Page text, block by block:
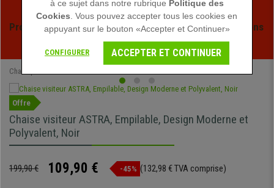
Profitez des soldes d'été chez Chaisepro ! Des réductions
exclusives pour une durée limitée - Voir l'offre
Chaisepro
Offre
Chaise visiteur ASTRA, Empilable, Design Moderne et
Polyvalent, Noir
199,90 € 109,90 € -45% (132,98 € TVA comprise)
à ce sujet dans notre rubrique Politique des
Cookies . Vous pouvez accepter tous les cookies en
appuyant sur le bouton «Accepter et Continuer»
CONFIGURER ACCEPTER ET CONTINUER